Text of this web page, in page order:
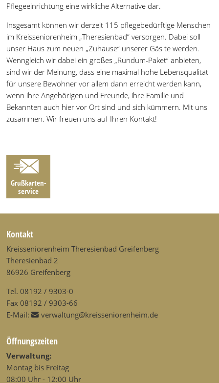
Pflegeeinrichtung eine wirkliche Alternative dar.
Insgesamt können wir derzeit 115 pflegebedürftige Menschen
im Kreisseniorenheim „Theresienbad“ versorgen. Dabei soll
unser Haus zum neuen „Zuhause“ unserer Gäs te werden.
Wenngleich wir dabei ein großes „Rundum-Paket“ anbieten,
sind wir der Meinung, dass eine maximal hohe Lebensqualität
für unsere Bewohner vor allem dann erreicht werden kann,
wenn ihre Angehörigen und Freunde, ihre Familie und
Bekannten auch hier vor Ort sind und sich kümmern. Mit uns
zusammen. Wir freuen uns auf Ihren Kontakt!
Grußkarten­
service
Kontakt
Kreisseniorenheim Theresienbad Greifenberg
Theresienbad 2
86926 Greifenberg
Tel. 08192 / 9303-0
Fax 08192 / 9303-66
E-Mail:
verwaltung@kreisseniorenheim.de
Öffnungszeiten
Verwaltung:
Montag bis Freitag
08:00 Uhr - 12:00 Uhr